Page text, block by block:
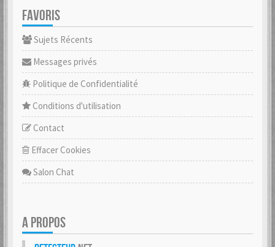
FAVORIS
Sujets Récents
Messages privés
Politique de Confidentialité
Conditions d'utilisation
Contact
Effacer Cookies
Salon Chat
A PROPOS